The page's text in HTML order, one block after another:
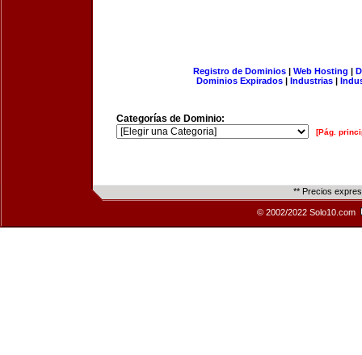
Registro de Dominios| Web Hosting |
Dominios Expirados | Industrias |
Categorías de Dominio:
[Pág.
** Precios
© 2002/2022 Solo10.com